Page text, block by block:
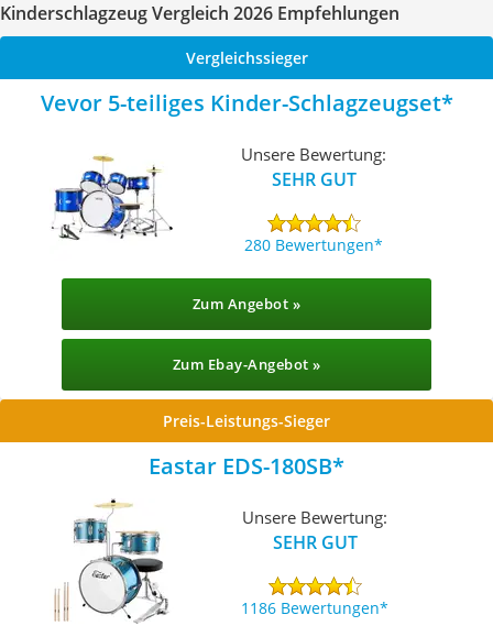
Kinderschlagzeug Vergleich 2026 Empfehlungen
Vergleichssieger
Vevor 5-teiliges Kinder-Schlagzeugset
Unsere Bewertung:
SEHR GUT
280 Bewertungen
Zum Angebot »
Zum Ebay-Angebot »
Preis-Leistungs-Sieger
Eastar EDS-180SB
Unsere Bewertung:
SEHR GUT
1186 Bewertungen